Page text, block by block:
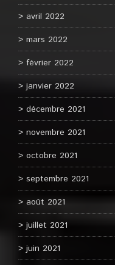
avril 2022
mars 2022
février 2022
janvier 2022
décembre 2021
novembre 2021
octobre 2021
septembre 2021
août 2021
juillet 2021
juin 2021